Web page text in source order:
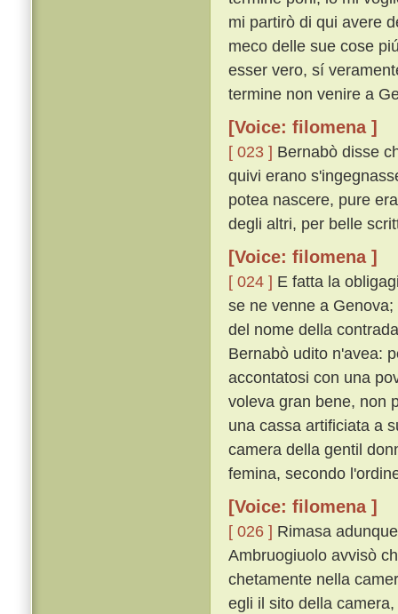
mi partirò di qui avere
meco delle sue cose
esser vero, sí
termine non venire a
[Voice: filomena ]
[ 023 ] Bernabò disse
quivi erano
potea nascere, pure
degli altri, per belle
[Voice: filomena ]
[ 024 ] E fatta la
se ne venne a
del nome della
Bernabò udito n'avea:
accontatosi con una
voleva gran bene, non
una cassa artificiata a
camera della gentil
femina, secondo
[Voice: filomena ]
[ 026 ] Rimasa
Ambruogiuolo avvisò
chetamente nella
egli il sito della